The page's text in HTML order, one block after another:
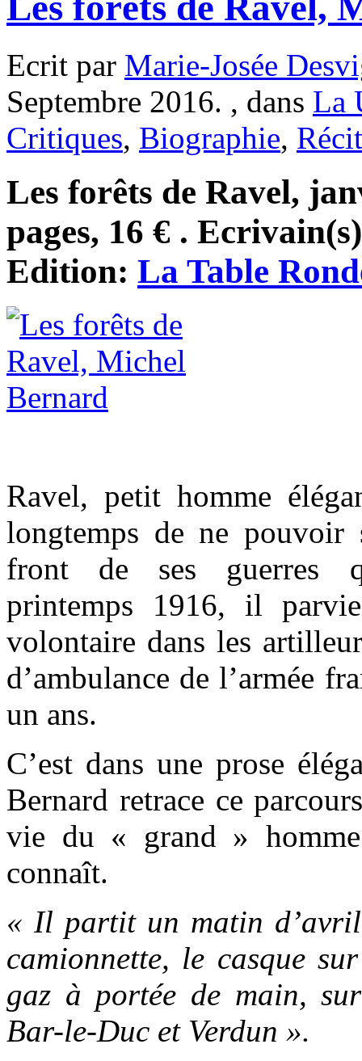
Ecrit par Marie-Josée
Septembre 2016. , dans La
Critiques, Biographie,
Les forêts de Ravel,
pages, 16 € .
Edition: La Table
Ravel, petit homme
longtemps de ne
front de ses guerres
printemps 1916, il
volontaire dans les
d’ambulance de l’armée
un ans.
C’est dans une prose
Bernard retrace ce
vie du « grand »
connaît.
« Il partit un matin
camionnette, le casque
gaz à portée de main,
Bar-le-Duc et Verdun ».